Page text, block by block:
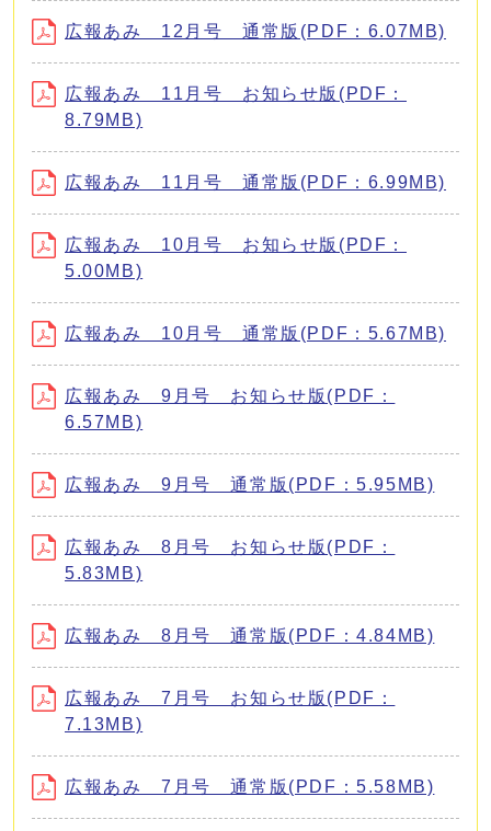
広報あみ 12月号 通常版(PDF：6.07MB)
広報あみ 11月号 お知らせ版(PDF：
8.79MB)
広報あみ 11月号 通常版(PDF：6.99MB)
広報あみ 10月号 お知らせ版(PDF：
5.00MB)
広報あみ 10月号 通常版(PDF：5.67MB)
広報あみ 9月号 お知らせ版(PDF：
6.57MB)
広報あみ 9月号 通常版(PDF：5.95MB)
広報あみ 8月号 お知らせ版(PDF：
5.83MB)
広報あみ 8月号 通常版(PDF：4.84MB)
広報あみ 7月号 お知らせ版(PDF：
7.13MB)
広報あみ 7月号 通常版(PDF：5.58MB)